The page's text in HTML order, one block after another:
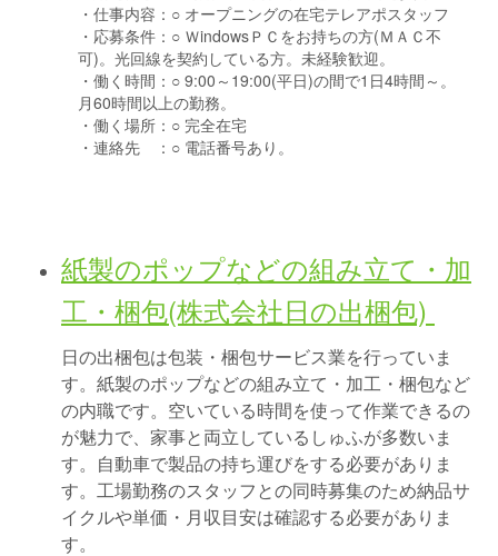
・仕事内容： ○ オープニングの在宅テレアポスタッフ
・応募条件： ○ ＷindowsＰＣをお持ちの方(ＭＡＣ不
可)。光回線を契約している方。未経験歓迎。
・働く時間： ○ 9:00～19:00(平日)の間で1日4時間～。
月60時間以上の勤務。
・働く場所： ○ 完全在宅
・連絡先 ： ○ 電話番号あり。
紙製のポップなどの組み立て・加
工・梱包(株式会社日の出梱包)
日の出梱包は包装・梱包サービス業を行っていま
す。紙製のポップなどの組み立て・加工・梱包など
の内職です。空いている時間を使って作業できるの
が魅力で、家事と両立しているしゅふが多数いま
す。自動車で製品の持ち運びをする必要がありま
す。工場勤務のスタッフとの同時募集のため納品サ
イクルや単価・月収目安は確認する必要がありま
す。